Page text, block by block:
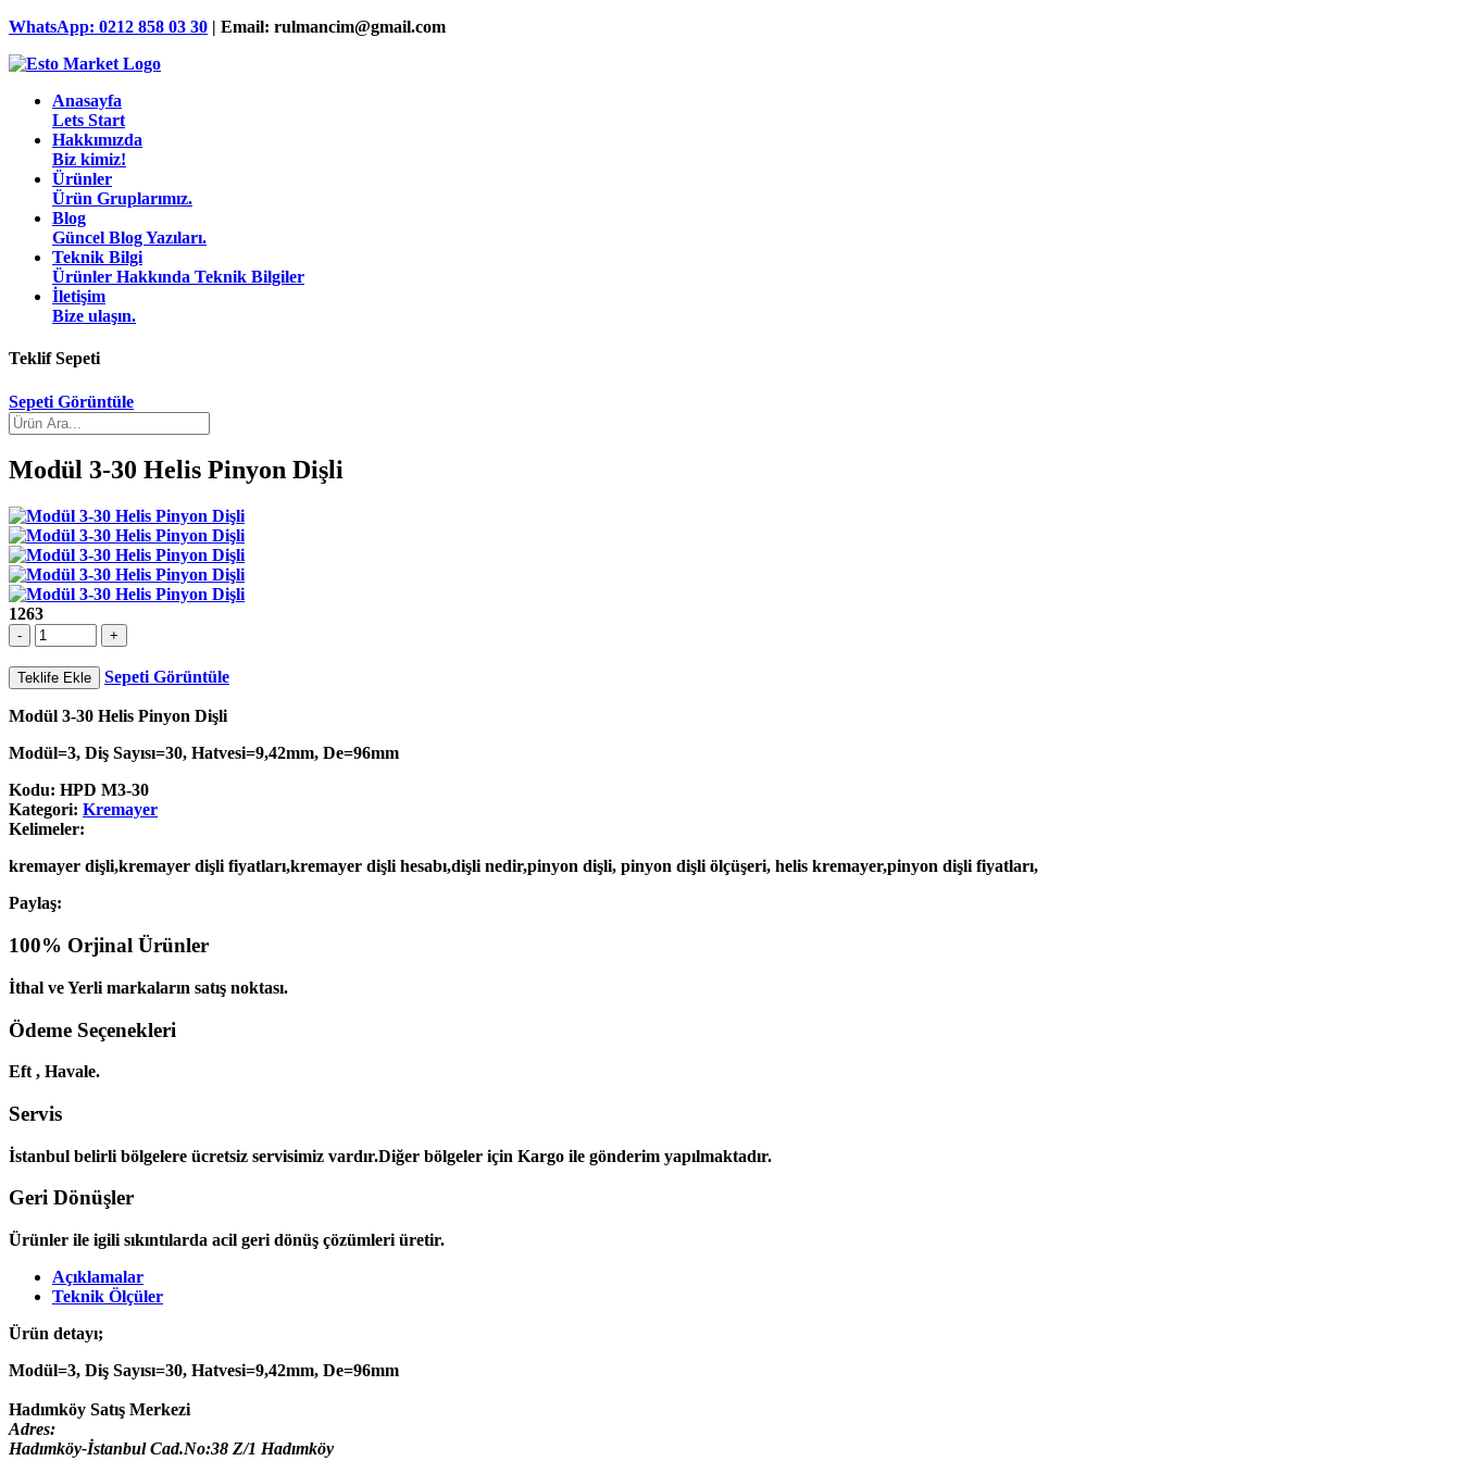
WhatsApp: 0212 858 03 30 | Email: rulmancim@gmail.com
Anasayfa
Lets Start
Hakkımızda
Biz kimiz!
Ürünler
Ürün Gruplarımız.
Blog
Güncel Blog Yazıları.
Teknik Bilgi
Ürünler Hakkında Teknik Bilgiler
İletişim
Bize ulaşın.
Teklif Sepeti
Sepeti Görüntüle
Modül 3-30 Helis Pinyon Dişli
1263
Teklife Ekle Sepeti Görüntüle
Modül 3-30 Helis Pinyon Dişli
Modül=3, Diş Sayısı=30, Hatvesi=9,42mm, De=96mm
Kodu: HPD M3-30
Kategori: Kremayer
Kelimeler:
kremayer dişli,kremayer dişli fiyatları,kremayer dişli hesabı,dişli nedir,pinyon dişli, pinyon dişli ölçüşeri, helis kremayer,pinyon dişli fiyatları,
Paylaş:
100% Orjinal Ürünler
İthal ve Yerli markaların satış noktası.
Ödeme Seçenekleri
Eft , Havale.
Servis
İstanbul belirli bölgelere ücretsiz servisimiz vardır.Diğer bölgeler için Kargo ile gönderim yapılmaktadır.
Geri Dönüşler
Ürünler ile igili sıkıntılarda acil geri dönüş çözümleri üretir.
Açıklamalar
Teknik Ölçüler
Ürün detayı;
Modül=3, Diş Sayısı=30, Hatvesi=9,42mm, De=96mm
Hadımköy Satış Merkezi
Adres:
Hadımköy-İstanbul Cad.No:38 Z/1 Hadımköy